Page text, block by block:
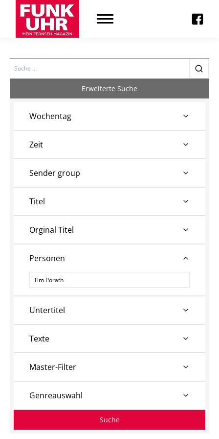
Search
Erweiterte Suche
Wochentag
Zeit
Sender group
Titel
Orginal Titel
Personen
Personen
Untertitel
Texte
Master-Filter
Genreauswahl
Suche